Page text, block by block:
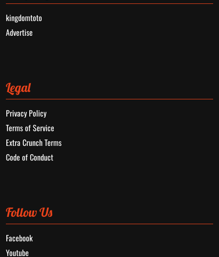
kingdomtoto
Advertise
Legal
Privacy Policy
Terms of Service
Extra Crunch Terms
Code of Conduct
Follow Us
Facebook
Youtube